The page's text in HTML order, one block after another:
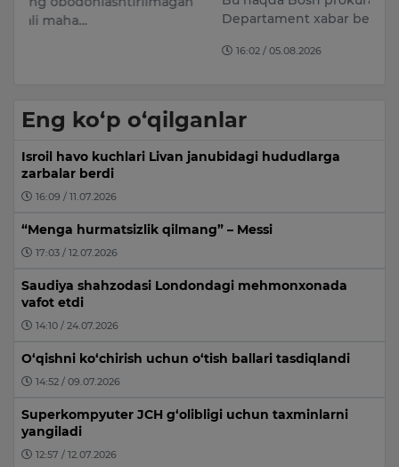
Departament xabar bermoqda.
Eng ko‘p o‘qilganlar
Isroil havo kuchlari Livan janubidagi hududlarga
zarbalar berdi
16:09 / 11.07.2026
“Menga hurmatsizlik qilmang” – Messi
17:03 / 12.07.2026
Saudiya shahzodasi Londondagi mehmonxonada
vafot etdi
14:10 / 24.07.2026
O‘qishni ko‘chirish uchun o‘tish ballari tasdiqlandi
14:52 / 09.07.2026
Superkompyuter JCH g‘olibligi uchun taxminlarni
yangiladi
12:57 / 12.07.2026